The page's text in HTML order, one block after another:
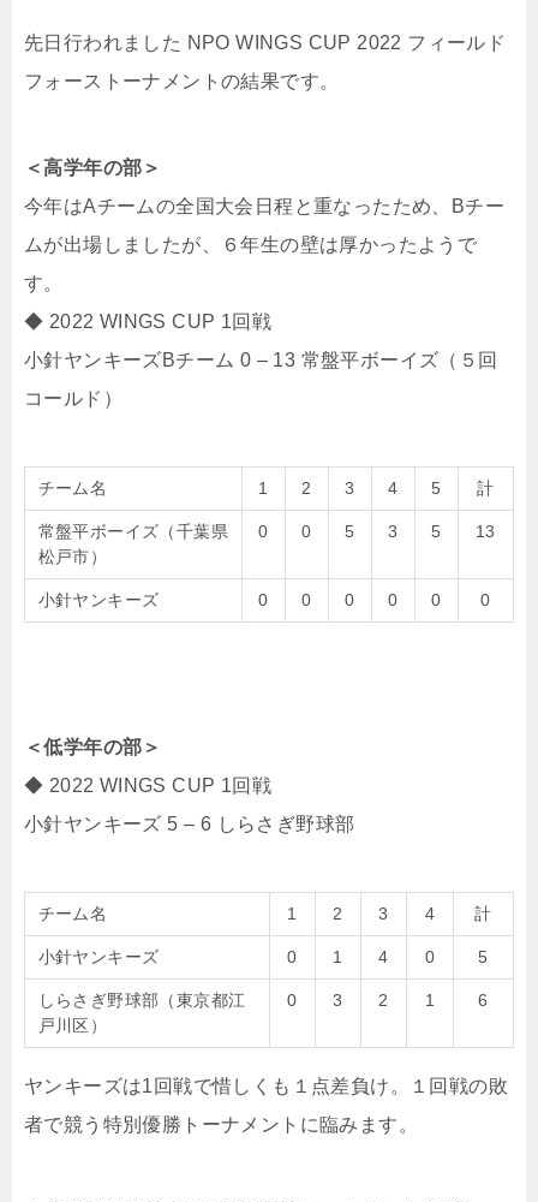
先日行われました NPO WINGS CUP 2022 フィールド
フォーストーナメントの結果です。
＜高学年の部＞
今年はAチームの全国大会日程と重なったため、Bチー
ムが出場しましたが、６年生の壁は厚かったようで
す。
◆ 2022 WINGS CUP 1回戦
小針ヤンキーズBチーム 0 – 13 常盤平ボーイズ（５回
コールド）
チーム名 1 2 3 4 5 計
常盤平ボーイズ（千葉県
松戸市）
0 0 5 3 5 13
小針ヤンキーズ 0 0 0 0 0 0
＜低学年の部＞
◆ 2022 WINGS CUP 1回戦
小針ヤンキーズ 5 – 6 しらさぎ野球部
チーム名 1 2 3 4 計
小針ヤンキーズ 0 1 4 0 5
しらさぎ野球部（東京都江
戸川区）
0 3 2 1 6
ヤンキーズは1回戦で惜しくも１点差負け。１回戦の敗
者で競う特別優勝トーナメントに臨みます。